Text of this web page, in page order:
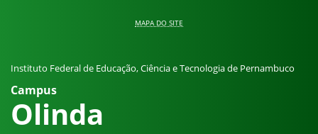
MAPA DO SITE
Instituto Federal de Educação, Ciência e Tecnologia de Pernambuco
Campus
Olinda